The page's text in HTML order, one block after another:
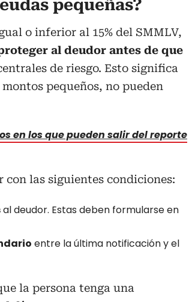
pequeñas?
o inferior al 15% del SMMLV,
al deudor antes de que
de riesgo. Esto significa
pequeños, no pueden
en los que pueden salir del reporte
las siguientes condiciones:
al deudor. Estas deben formularse en
entre la última notificación y el
la persona tenga una